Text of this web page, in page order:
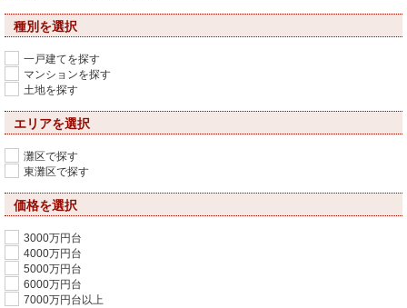
種別を選択
一戸建てを探す
マンションを探す
土地を探す
エリアを選択
灘区で探す
東灘区で探す
価格を選択
3000万円台
4000万円台
5000万円台
6000万円台
7000万円台以上